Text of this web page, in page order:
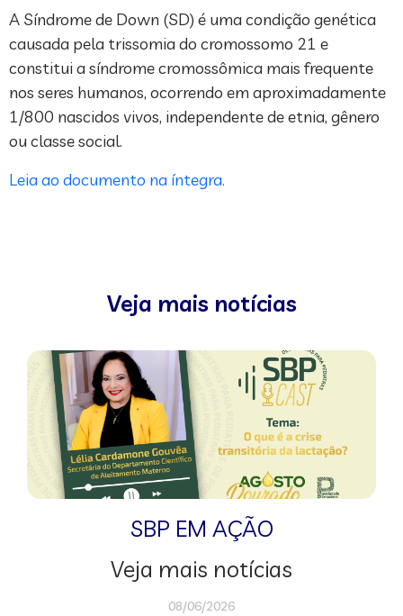
A Síndrome de Down (SD) é uma condição genética
causada pela trissomia do cromossomo 21 e
constitui a síndrome cromossômica mais frequente
nos seres humanos, ocorrendo em aproximadamente
1/800 nascidos vivos, independente de etnia, gênero
ou classe social.
Leia ao documento na íntegra.
Veja mais notícias
SBP EM AÇÃO
Veja mais notícias
08/06/2026